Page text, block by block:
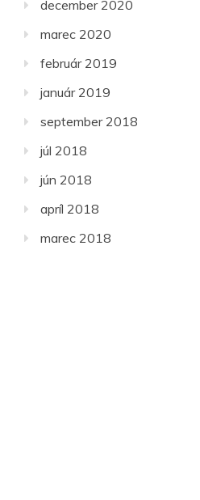
december 2020
marec 2020
február 2019
január 2019
september 2018
júl 2018
jún 2018
apríl 2018
marec 2018